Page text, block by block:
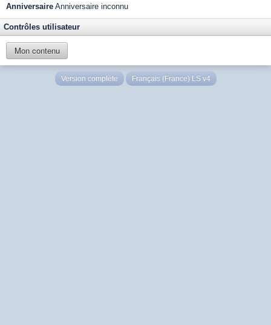
Anniversaire Anniversaire inconnu
Contrôles utilisateur
Mon contenu
Version complète Français (France) LS v4